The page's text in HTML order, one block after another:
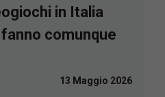
in Italia
comunque
13 Maggio 2026